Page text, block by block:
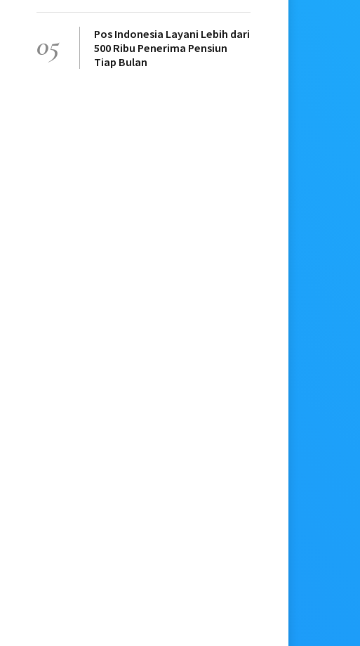
05
Pos Indonesia Layani Lebih dari
500 Ribu Penerima Pensiun
Tiap Bulan